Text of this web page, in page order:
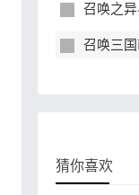
召唤之
召唤三
猜你喜欢